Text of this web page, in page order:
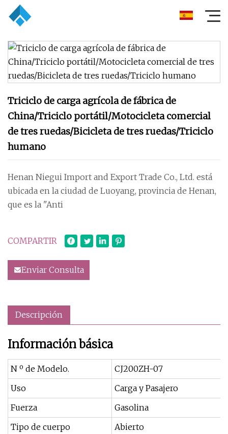
Triciclo de carga agrícola de fábrica de
China/Triciclo portátil/Motocicleta comercial
de tres ruedas/Bicicleta de tres ruedas/Triciclo
humano
Henan Niegui Import and Export Trade Co., Ltd. está
ubicada en la ciudad de Luoyang, provincia de Henan,
que es la "Anti
COMPARTIR
Enviar Consulta
Descripción
Información básica
N º de Modelo.
CJ200ZH-07
Uso
Carga y Pasajero
Fuerza
Gasolina
Tipo de cuerpo
Abierto